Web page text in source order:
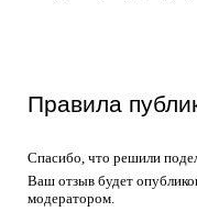
Правила
Спасибо, что решили
Ваш отзыв будет
модератором.